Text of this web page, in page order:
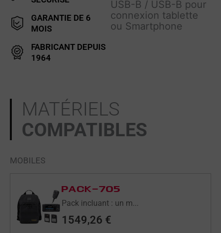
GARANTIE DE 6
MOIS
FABRICANT DEPUIS
1964
USB-B / USB-B pour
connexion tablette
ou Smartphone
MATÉRIELS
COMPATIBLES
MOBILES
PACK-705
Pack incluant : un m...
1549,26 €